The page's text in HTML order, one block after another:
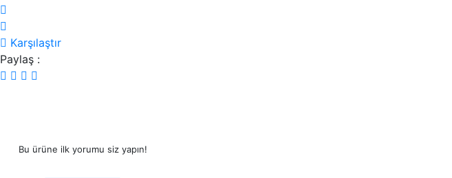
Karşılaştır
Paylaş :
Bu ürüne ilk yorumu siz yapın!